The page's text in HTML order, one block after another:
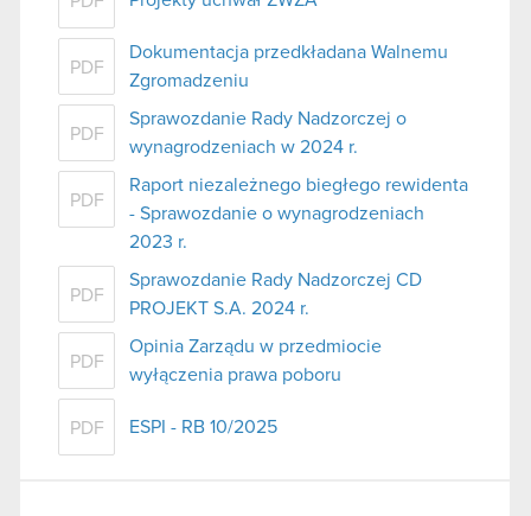
PDF
Dokumentacja przedkładana Walnemu
Zgromadzeniu
PDF
Sprawozdanie Rady Nadzorczej o
wynagrodzeniach w 2024 r.
PDF
Raport niezależnego biegłego rewidenta
- Sprawozdanie o wynagrodzeniach
2023 r.
PDF
Sprawozdanie Rady Nadzorczej CD
PROJEKT S.A. 2024 r.
PDF
Opinia Zarządu w przedmiocie
wyłączenia prawa poboru
PDF ESPI - RB 10/2025